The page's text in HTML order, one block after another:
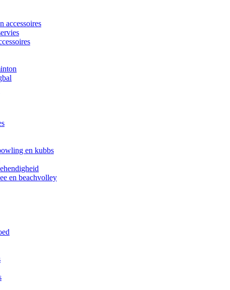
accessoires
en kubbs
en beachvolley